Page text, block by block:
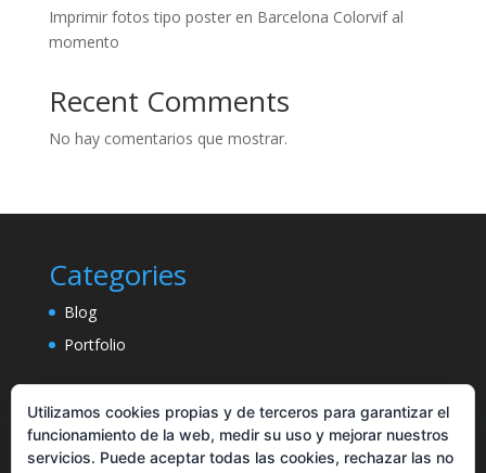
Imprimir fotos tipo poster en Barcelona Colorvif al
momento
Recent Comments
No hay comentarios que mostrar.
Categories
Blog
Portfolio
Utilizamos cookies propias y de terceros para garantizar el
funcionamiento de la web, medir su uso y mejorar nuestros
servicios. Puede aceptar todas las cookies, rechazar las no